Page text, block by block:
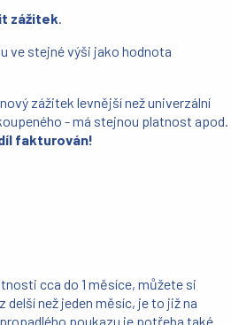
zážitek
ve stejné výši jako hodnota
zážitek levnější než univerzální
- má stejnou platnost apod.
fakturován!
cca do 1 měsíce, můžete si
než jeden měsíc, je to již na
poukazu je potřeba také